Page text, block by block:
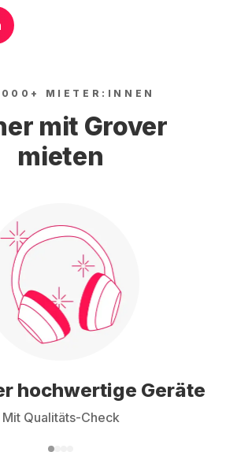
MIETER:INNEN
mit Grover
mieten
hochwertige Geräte
Mit Qualitäts-Check